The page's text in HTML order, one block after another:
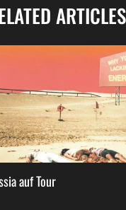
ARTICLES
auf Tour